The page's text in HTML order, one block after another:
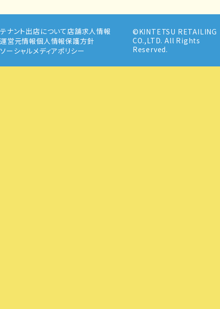
テナント出店について 店舗求人情報
運営元情報個人情報保護方針
ソーシャルメディアポリシー
©KINTETSU RETAILING
CO.,LTD. All Rights
Reserved.